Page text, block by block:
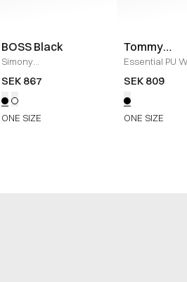
BOSS Black
Simony
Manschettknappar
SEK 867
ONE SIZE
Tommy
Hilfiger
Essential PU
SORT
SEK 809
ONE SIZE